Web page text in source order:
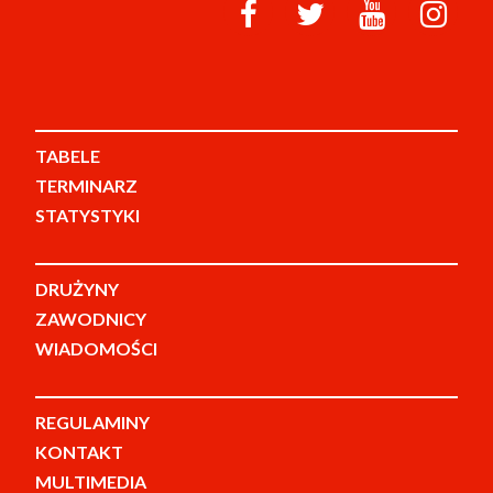
TABELE
TERMINARZ
STATYSTYKI
DRUŻYNY
ZAWODNICY
WIADOMOŚCI
REGULAMINY
KONTAKT
MULTIMEDIA